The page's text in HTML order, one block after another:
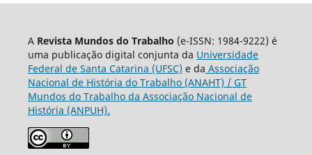
A Revista Mundos do Trabalho (e-ISSN: 1984-9222) é
uma publicação digital conjunta da Universidade
Federal de Santa Catarina (UFSC) e da Associação
Nacional de História do Trabalho (ANAHT) / GT
Mundos do Trabalho da Associação Nacional de
História (ANPUH).